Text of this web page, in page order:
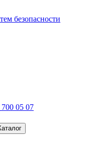
безопасности
05 07